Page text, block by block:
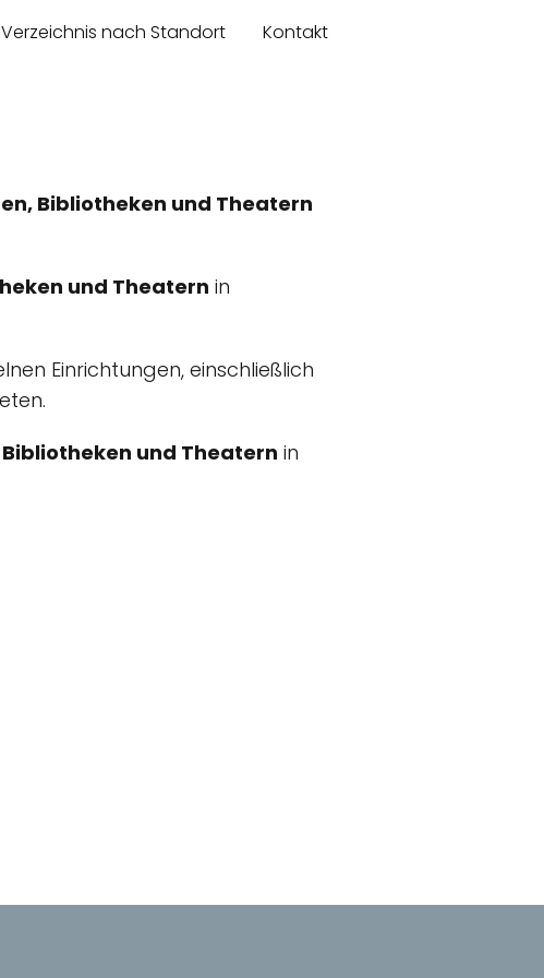
Verzeichnis nach Standort Kontakt
Bibliotheken und Theatern
und Theatern in
Einrichtungen, einschließlich
und Theatern in